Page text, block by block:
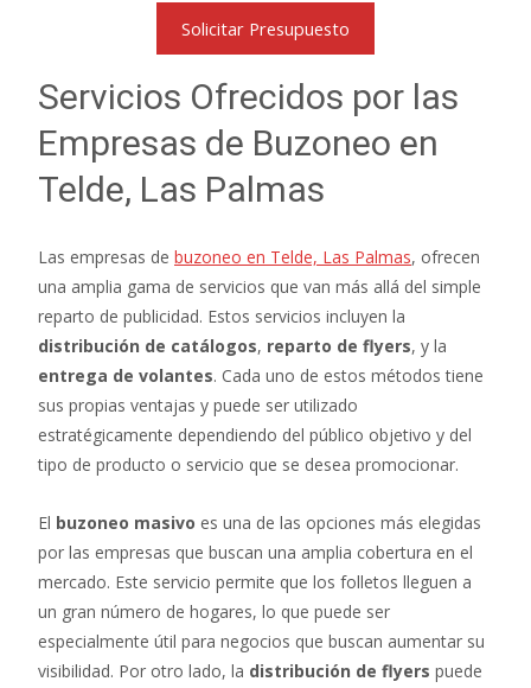
Solicitar Presupuesto
Servicios Ofrecidos por las
Empresas de Buzoneo en
Telde, Las Palmas
Las empresas de buzoneo en Telde, Las Palmas, ofrecen
una amplia gama de servicios que van más allá del simple
reparto de publicidad. Estos servicios incluyen la
distribución de catálogos, reparto de flyers, y la
entrega de volantes. Cada uno de estos métodos tiene
sus propias ventajas y puede ser utilizado
estratégicamente dependiendo del público objetivo y del
tipo de producto o servicio que se desea promocionar.
El buzoneo masivo es una de las opciones más elegidas
por las empresas que buscan una amplia cobertura en el
mercado. Este servicio permite que los folletos lleguen a
un gran número de hogares, lo que puede ser
especialmente útil para negocios que buscan aumentar su
visibilidad. Por otro lado, la distribución de flyers puede